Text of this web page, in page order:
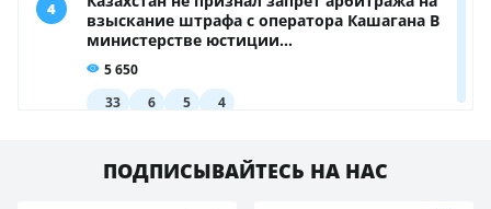
ПОДПИСЫВАЙТЕСЬ НА НАС